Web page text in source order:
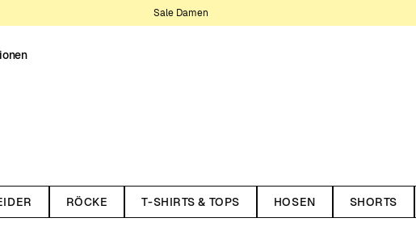
Sale Damen
alles, was man für die
ist in verschiedenen Farben,
Eigenschaften sind
RÖCKE T-SHIRTS & TOPS HOSEN SHORTS